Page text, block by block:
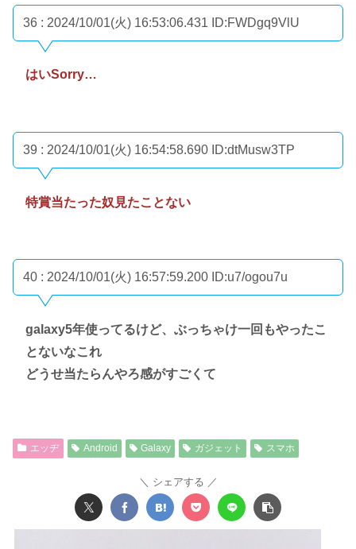
36 : 2024/10/01(火) 16:53:06.431 ID:FWDgq9VlU
はいSorry…
39 : 2024/10/01(火) 16:54:58.690 ID:dtMusw3TP
特賞当たった奴見たことない
40 : 2024/10/01(火) 16:57:59.200 ID:u7/ogou7u
galaxy5年使ってるけど、ぶっちゃけ一回もやったこ
とないなこれ
どうせ当たらんやろ感がすごくて
エッヂ Android Galaxy ガジェット スマホ
シェアする